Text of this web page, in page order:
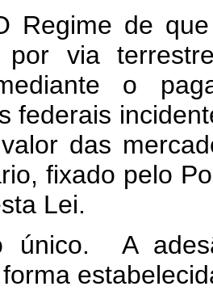
de
por via
o
federais
das
fixado pelo
Lei.
único. A